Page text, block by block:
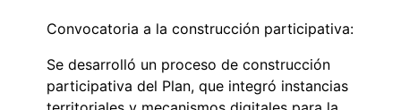
Convocatoria a la construcción participativa:
Se desarrolló un proceso de construcción
participativa del Plan, que integró instancias